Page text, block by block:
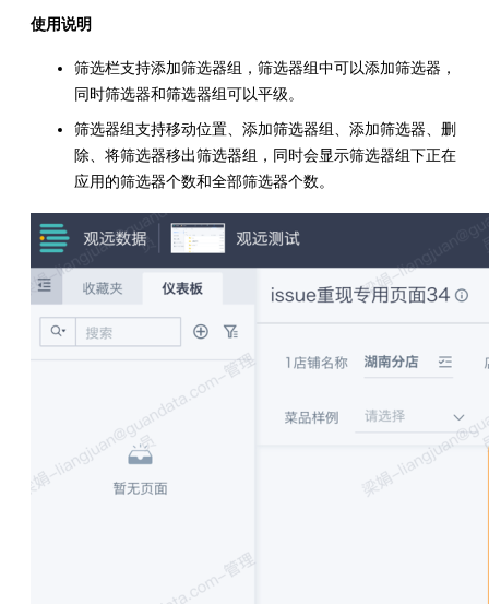
使用说明
筛选栏支持添加筛选器组，筛选器组中可以添加筛选器，
同时筛选器和筛选器组可以平级。
筛选器组支持移动位置、添加筛选器组、添加筛选器、删
除、将筛选器移出筛选器组，同时会显示筛选器组下正在
应用的筛选器个数和全部筛选器个数。